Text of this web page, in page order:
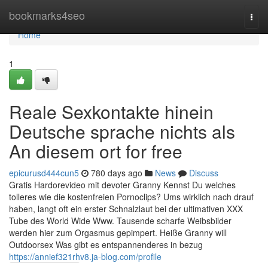
bookmarks4seo
Home
Home
1
Reale Sexkontakte hinein
Deutsche sprache nichts als
An diesem ort for free
epicurusd444cun5 780 days ago News
Discuss
Gratis Hardorevideo mit devoter Granny Kennst Du welches
tolleres wie die kostenfreien Pornoclips? Ums wirklich nach drauf
haben, langt oft ein erster Schnalzlaut bei der ultimativen XXX
Tube des World Wide Www. Tausende scharfe Weibsbilder
werden hier zum Orgasmus gepimpert. Heiße Granny will
Outdoorsex Was gibt es entspannenderes in bezug
https://annief321rhv8.ja-blog.com/profile